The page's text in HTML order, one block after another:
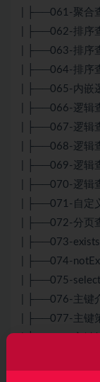
| ├──061-聚合
| ├──062-排序
| ├──063-排序
| ├──064-排序
| ├──065-内嵌
| ├──066-逻辑
| ├──067-逻辑
| ├──068-逻辑
| ├──069-逻辑
| ├──070-逻辑
| ├──071-自定
| ├──072-分页
| ├──073-
| ├──074-
| ├──075-
| ├──076-主键
| ├──077-主键
| ├──079-目前